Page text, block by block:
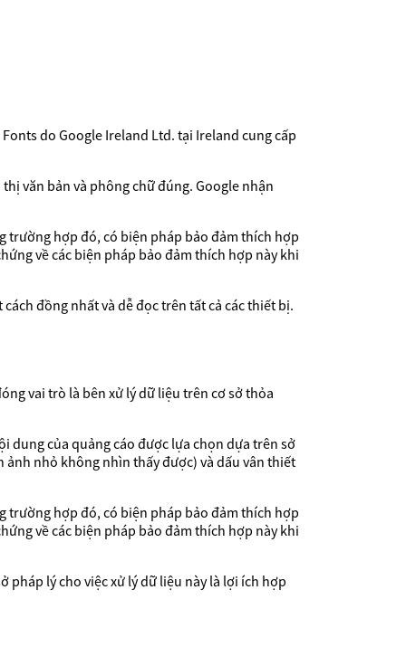
do Google Ireland Ltd. tại Ireland cung cấp
văn bản và phông chữ đúng. Google nhận
trường hợp đó, có biện pháp bảo đảm thích hợp
về các biện pháp bảo đảm thích hợp này khi
đồng nhất và dễ đọc trên tất cả các thiết bị.
vai trò là bên xử lý dữ liệu trên cơ sở thỏa
dung của quảng cáo được lựa chọn dựa trên sở
ảnh nhỏ không nhìn thấy được) và dấu vân thiết
trường hợp đó, có biện pháp bảo đảm thích hợp
về các biện pháp bảo đảm thích hợp này khi
pháp lý cho việc xử lý dữ liệu này là lợi ích hợp